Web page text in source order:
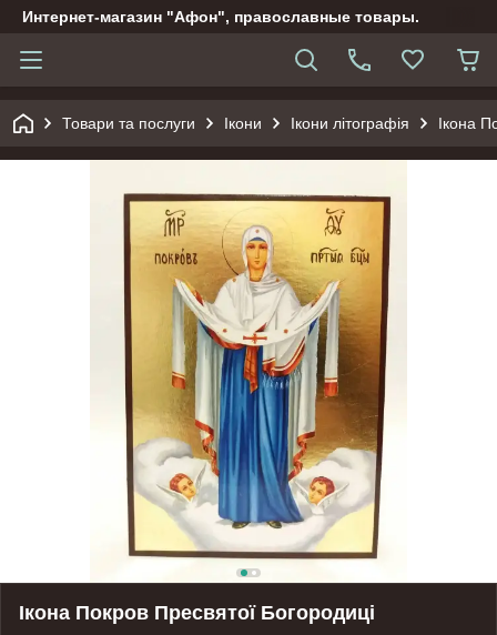
Интернет-магазин "Афон", православные товары.
Товари та послуги Ікони Ікони літографія Ікона
Ікона Покров Пресвятої Богородиці